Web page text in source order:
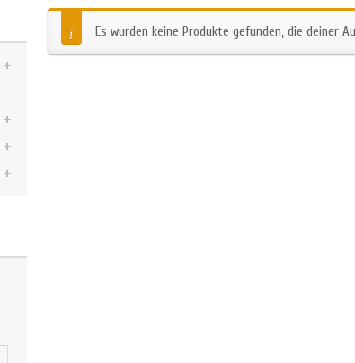
Es wurden keine Produkte gefunden, die deiner